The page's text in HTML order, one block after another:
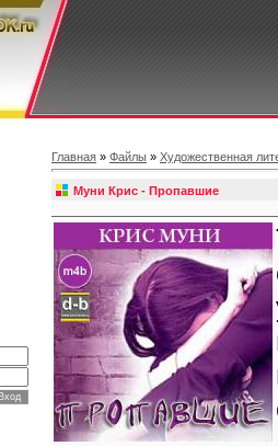
Главная » Файлы » Художественная
Муни Крис - Пропавшие